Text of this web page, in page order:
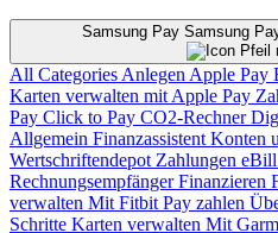
Samsung Pay Samsung
All Categories Anlegen Apple Pay
Karten verwalten mit Apple Pay
Pay Click to Pay CO2-Rechner
Allgemein Finanzassistent Konten
Wertschriftendepot Zahlungen eBill
RechnungsempfängerFinanzieren
verwalten Mit Fitbit Pay zahlen
Schritte Karten verwalten Mit